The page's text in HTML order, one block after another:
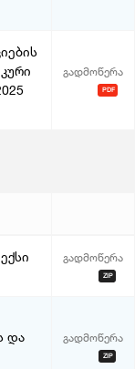
გადმოწერა
PDF
გადმოწერა
ZIP
და
გადმოწერა
ZIP